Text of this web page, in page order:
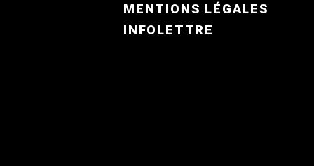
MENTIONS LÉGALES
INFOLETTRE